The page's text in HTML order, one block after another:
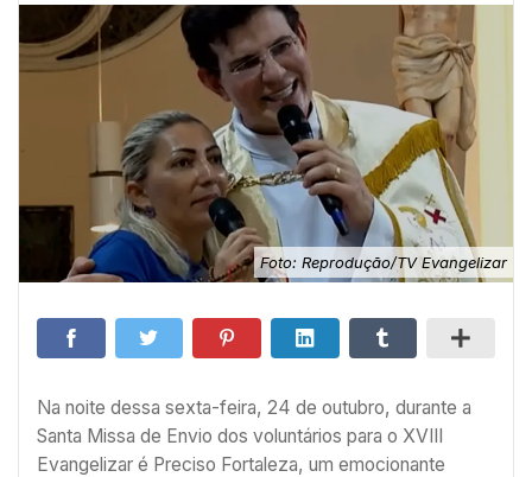
Foto: Reprodução/TV Evangelizar
Na noite dessa sexta-feira, 24 de outubro, durante a
Santa Missa de Envio dos voluntários para o XVIII
Evangelizar é Preciso Fortaleza, um emocionante